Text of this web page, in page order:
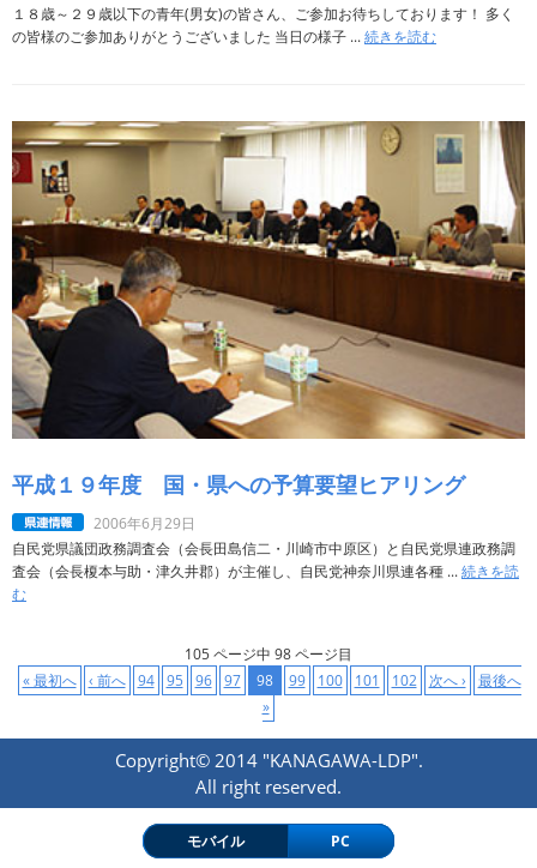
１８歳～２９歳以下の青年(男女)の皆さん、ご参加お待ちしております！ 多く
の皆様のご参加ありがとうございました 当日の様子 ...続きを読む
平成１９年度 国・県への予算要望ヒアリング
2006年6月29日
自民党県議団政務調査会（会長田島信二・川崎市中原区）と自民党県連政務調
査会（会長榎本与助・津久井郡）が主催し、自民党神奈川県連各種 ...続きを読
む
105 ページ中 98 ページ目
« 最初へ
‹ 前へ 94 95 96 97 98 99 100 101 102 次へ ›
最後へ
»
Copyright© 2014 "KANAGAWA-LDP".
All right reserved.
モバイル PC